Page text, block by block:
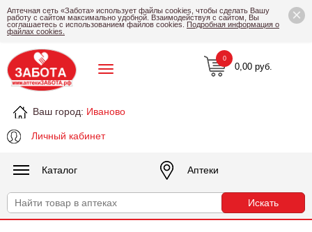
×
Аптечная сеть «Забота» использует файлы cookies, чтобы сделать Вашу
работу с сайтом максимально удобной. Взаимодействуя с сайтом, Вы
соглашаетесь с использованием файлов cookies. Подробная информация о
файлах cookies.
Ваш город: Иваново
Личный кабинет
0,00 руб.
0
Каталог Аптеки